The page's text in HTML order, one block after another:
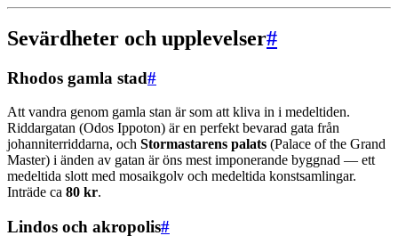
Sevärdheter och upplevelser#
Rhodos gamla stad#
Att vandra genom gamla stan är som att kliva in i medeltiden.
Riddargatan (Odos Ippoton) är en perfekt bevarad gata från
johanniterriddarna, och Stormastarens palats (Palace of the Grand
Master) i änden av gatan är öns mest imponerande byggnad — ett
medeltida slott med mosaikgolv och medeltida konstsamlingar.
Inträde ca 80 kr.
Lindos och akropolis#